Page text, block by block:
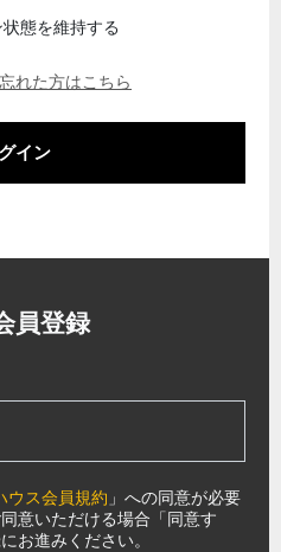
態を維持する
れた方はこちら
イン
員登録
ウス会員規約 」への同意が必要
意いただける場合「同意す
お進みください。